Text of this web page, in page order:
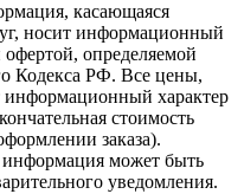
касающаяся
носит информационный
офертой, определяемой
Кодекса РФ. Все цены,
информационный характер
стоимость
заказа).
может быть
уведомления.